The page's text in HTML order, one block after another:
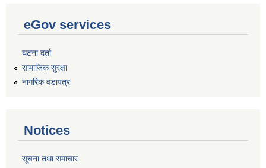
eGov services
घटना दर्ता
सामाजिक सुरक्षा
नागरिक वडापत्र
Notices
सूचना तथा समाचार